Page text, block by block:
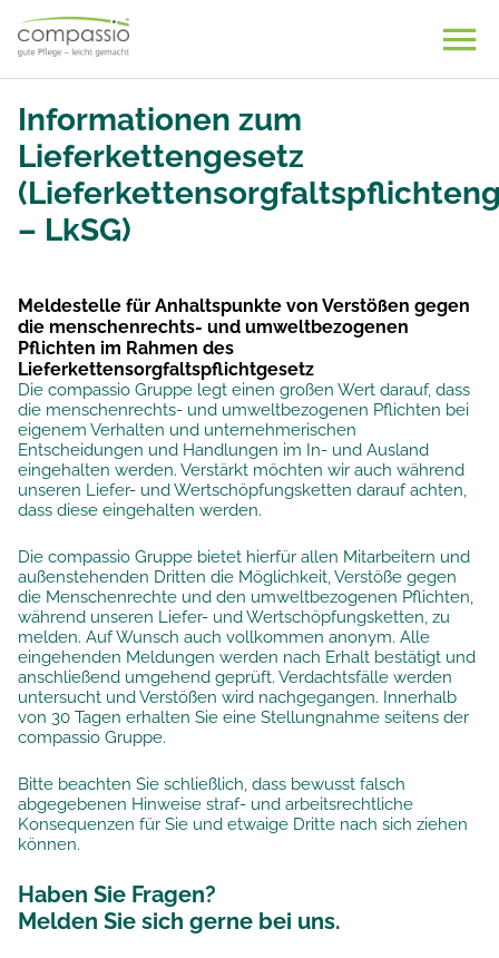
content
Informationen zum
Lieferkettengesetz
– LkSG)
Meldestelle für Anhaltspunkte von Verstößen gegen
die menschenrechts- und umweltbezogenen
Pflichten im Rahmen des
Lieferkettensorgfaltspflichtgesetz
Die compassio Gruppe legt einen großen Wert darauf, dass
die menschenrechts- und umweltbezogenen Pflichten bei
eigenem Verhalten und unternehmerischen
Entscheidungen und Handlungen im In- und Ausland
eingehalten werden. Verstärkt möchten wir auch während
unseren Liefer- und Wertschöpfungsketten darauf achten,
dass diese eingehalten werden.
Die compassio Gruppe bietet hierfür allen Mitarbeitern und
außenstehenden Dritten die Möglichkeit, Verstöße gegen
die Menschenrechte und den umweltbezogenen Pflichten,
während unseren Liefer- und Wertschöpfungsketten, zu
melden. Auf Wunsch auch vollkommen anonym. Alle
eingehenden Meldungen werden nach Erhalt bestätigt und
anschließend umgehend geprüft. Verdachtsfälle werden
untersucht und Verstößen wird nachgegangen. Innerhalb
von 30 Tagen erhalten Sie eine Stellungnahme seitens der
compassio Gruppe.
Bitte beachten Sie schließlich, dass bewusst falsch
abgegebenen Hinweise straf- und arbeitsrechtliche
Konsequenzen für Sie und etwaige Dritte nach sich ziehen
können.
Haben Sie Fragen?
Melden Sie sich gerne bei uns.